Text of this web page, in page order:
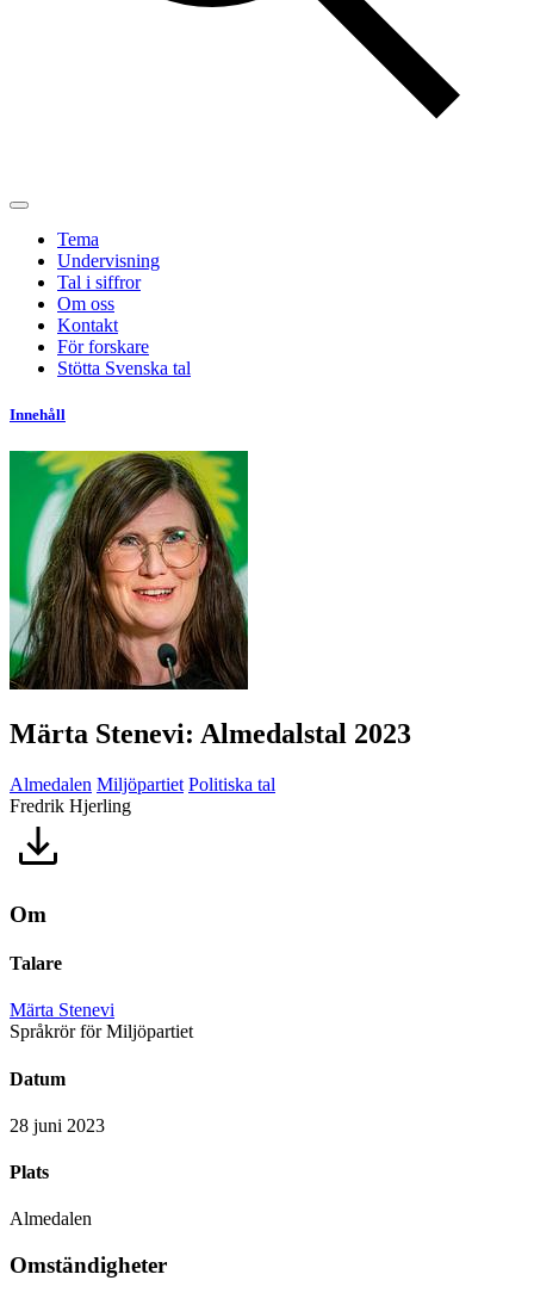
Tema
Undervisning
Tal i siffror
Om oss
Kontakt
För forskare
Stötta Svenska tal
Innehåll
Märta Stenevi: Almedalstal 2023
Almedalen Miljöpartiet Politiska tal
Fredrik Hjerling
Om
Talare
Märta Stenevi
Språkrör för Miljöpartiet
Datum
28 juni 2023
Plats
Almedalen
Omständigheter